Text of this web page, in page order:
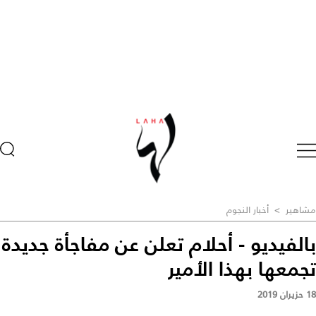
مشاهير > أخبار النجوم
بالفيديو - أحلام تعلن عن مفاجأة جديدة
تجمعها بهذا الأمير
18 حزيران 2019